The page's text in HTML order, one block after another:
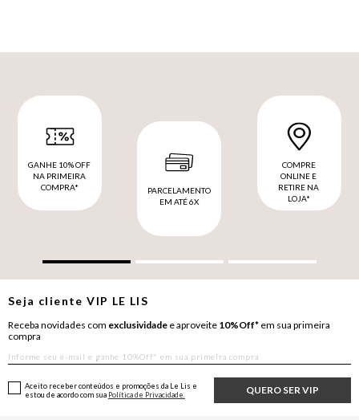
GANHE 10% OFF
NA PRIMEIRA
COMPRA*
PARCELAMENTO
EM ATÉ 6X
COMPRE
ONLINE E
RETIRE NA
LOJA*
Seja clienteVIP LE LIS
Receba novidades com exclusividade e aproveite 10%Off* em sua primeira
compra
QUERO SER VIP
Aceito receber conteúdos e promoções da Le Lis e
estou de acordo com sua Política de Privacidade.